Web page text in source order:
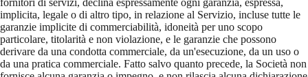
fornitori di servizi, declina espressamente ogni garanzia, espressa,
implicita, legale o di altro tipo, in relazione al Servizio, incluse tutte le
garanzie implicite di commerciabilità, idoneità per uno scopo
particolare, titolarità e non violazione, e le garanzie che possono
derivare da una condotta commerciale, da un'esecuzione, da un uso o
da una pratica commerciale. Fatto salvo quanto precede, la Società non